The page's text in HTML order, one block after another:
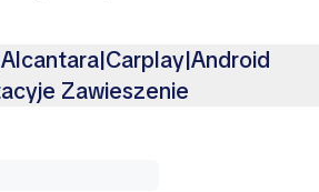
Zawieszenie